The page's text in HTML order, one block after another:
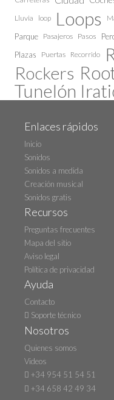
Lluvia loop Loops
Parque Pasajeros Pasos
Plazas Puertas Recorrido
Rockers
Tunelón
Enlaces rápidos
Inicio
Sonidos
Sonidos a medida
Creación musical
Sonidos gratis
Recursos
Preguntas frecuentes
Mapa del sitio
Aviso legal
Política de privacidad
Ayuda
Contacto
Soporte técnico
Nosotros
Quienes somos
Videos
+34 954 51 54 51
+34 658 42 49 34